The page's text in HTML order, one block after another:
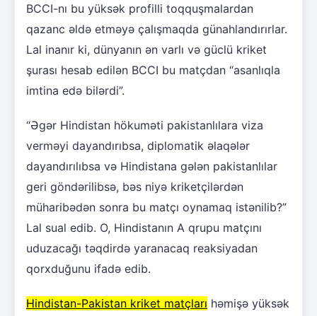
BCCI-nı bu yüksək profilli toqquşmalardan
qazanc əldə etməyə çalışmaqda günahlandırırlar.
Lal inanır ki, dünyanın ən varlı və güclü kriket
şurası hesab edilən BCCI bu matçdan “asanlıqla
imtina edə bilərdi”.
“Əgər Hindistan hökuməti pakistanlılara viza
verməyi dayandırıbsa, diplomatik əlaqələr
dayandırılıbsa və Hindistana gələn pakistanlılar
geri göndərilibsə, bəs niyə kriketçilərdən
müharibədən sonra bu matçı oynamaq istənilib?”
Lal sual edib. O, Hindistanın A qrupu matçını
uduzacağı təqdirdə yaranacaq reaksiyadan
qorxduğunu ifadə edib.
Hindistan-Pakistan kriket matçları həmişə yüksək